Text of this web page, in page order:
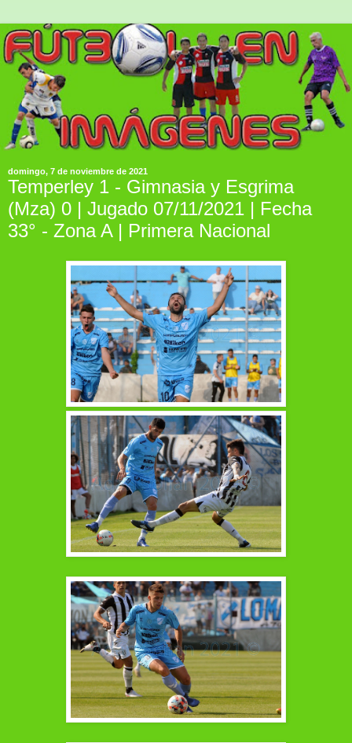
domingo, 7 de noviembre de 2021
Temperley 1 - Gimnasia y Esgrima
(Mza) 0 | Jugado 07/11/2021 | Fecha
33° - Zona A | Primera Nacional